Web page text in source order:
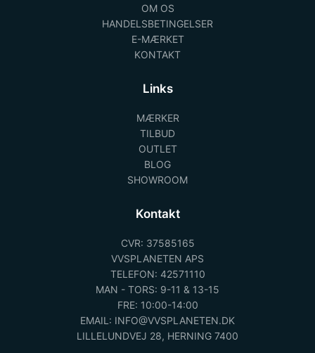
OM OS
HANDELSBETINGELSER
E-MÆRKET
KONTAKT
Links
MÆRKER
TILBUD
OUTLET
BLOG
SHOWROOM
Kontakt
CVR: 37585165
VVSPLANETEN APS
TELEFON: 42571110
MAN - TORS: 9-11 & 13-15
FRE: 10:00-14:00
EMAIL: INFO@VVSPLANETEN.DK
LILLELUNDVEJ 28, HERNING 7400